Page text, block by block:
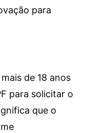
para
de 18 anos
para solicitar o
que o